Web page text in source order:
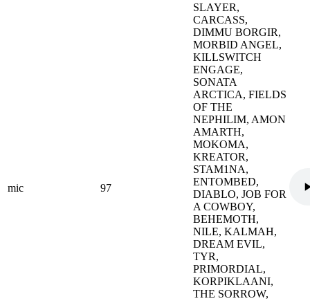
mic 97
SLAYER,
CARCASS,
DIMMU BORGIR,
MORBID ANGEL,
KILLSWITCH
ENGAGE,
SONATA
ARCTICA, FIELDS
OF THE
NEPHILIM, AMON
AMARTH,
MOKOMA,
KREATOR,
STAM1NA,
ENTOMBED,
DIABLO, JOB FOR
A COWBOY,
BEHEMOTH,
NILE, KALMAH,
DREAM EVIL,
TYR,
PRIMORDIAL,
KORPIKLAANI,
THE SORROW,